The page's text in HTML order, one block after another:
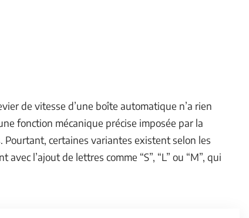
de vitesse d’une boîte automatique n’a rien
fonction mécanique précise imposée par la
certaines variantes existent selon les
l’ajout de lettres comme “S”, “L” ou “M”, qui